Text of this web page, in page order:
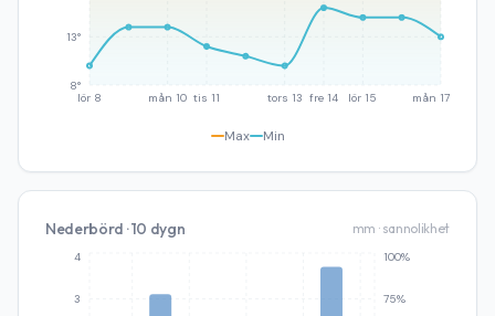
lör 8 mån 10 tis 11 tors 13 fre 14 lör 15 mån 17
8°
13°
Max Min
Nederbörd · 10 dygn mm · sannolikhet
3
4
75%
100%